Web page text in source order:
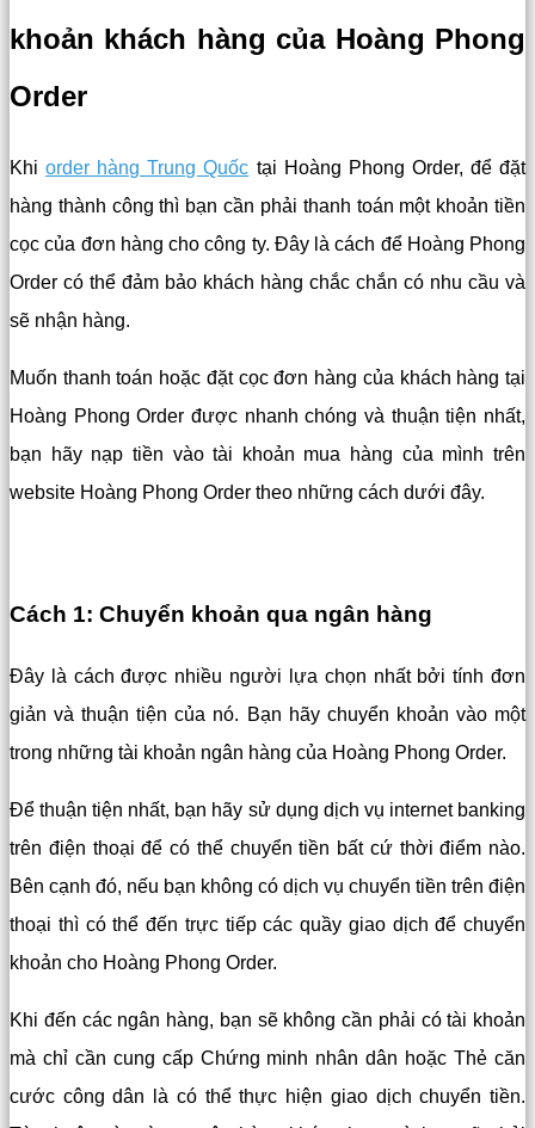
khoản khách hàng của Hoàng Phong
Order
Khiorder hàng Trung Quốc tại Hoàng Phong Order, để đặt
hàng thành công thì bạn cần phải thanh toán một khoản tiền
cọc của đơn hàng cho công ty. Đây là cách để Hoàng Phong
Order có thể đảm bảo khách hàng chắc chắn có nhu cầu và
sẽ nhận hàng.
Muốn thanh toán hoặc đặt cọc đơn hàng của khách hàng tại
Hoàng Phong Order được nhanh chóng và thuận tiện nhất,
bạn hãy nạp tiền vào tài khoản mua hàng của mình trên
website Hoàng Phong Order theo những cách dưới đây.
Cách 1: Chuyển khoản qua ngân hàng
Đây là cách được nhiều người lựa chọn nhất bởi tính đơn
giản và thuận tiện của nó. Bạn hãy chuyển khoản vào một
trong những tài khoản ngân hàng của Hoàng Phong Order.
Để thuận tiện nhất, bạn hãy sử dụng dịch vụ internet banking
trên điện thoại để có thể chuyển tiền bất cứ thời điểm nào.
Bên cạnh đó, nếu bạn không có dịch vụ chuyển tiền trên điện
thoại thì có thể đến trực tiếp các quầy giao dịch để chuyển
khoản cho Hoàng Phong Order.
Khi đến các ngân hàng, bạn sẽ không cần phải có tài khoản
mà chỉ cần cung cấp Chứng minh nhân dân hoặc Thẻ căn
cước công dân là có thể thực hiện giao dịch chuyển tiền.